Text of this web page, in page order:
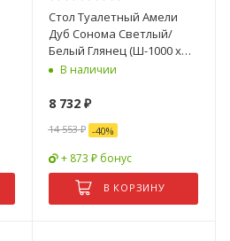
Стол Туалетный Амели
Дуб Сонома Светлый/
Белый Глянец (Ш-1000 х
В-750 х Г-453 мм)
В наличии
8 732₽
14 553₽ -40%
+ 873 ₽ бонус
В КОРЗИНУ